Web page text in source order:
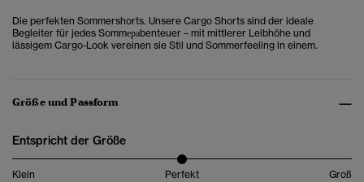
Die perfekten Sommershorts. Unsere Cargo Shorts sind der ideale
Begleiter für jedes Sommераbenteuer – mit mittlerer Leibhöhe und
lässigem Cargo-Look vereinen sie Stil und Sommerfeeling in einem.
Größe und Passform
Entspricht der Größe
Klein Perfekt Groß